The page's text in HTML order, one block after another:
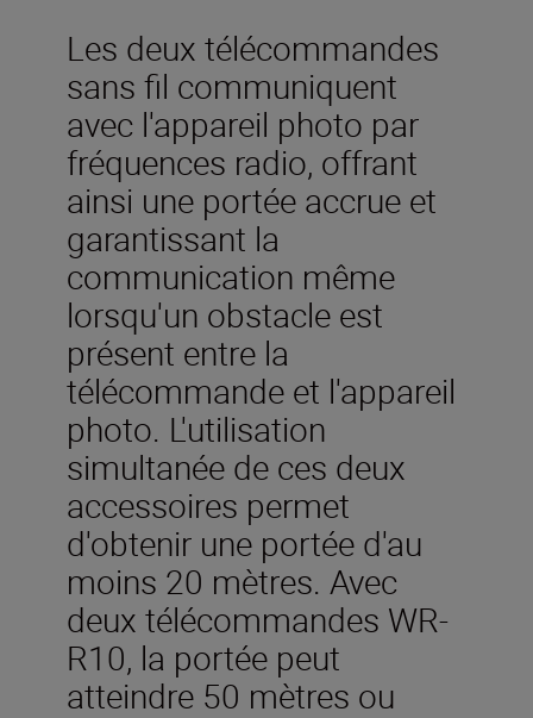
Les deux télécommandes
sans fil communiquent
avec l'appareil photo par
fréquences radio, offrant
ainsi une portée accrue et
garantissant la
communication même
lorsqu'un obstacle est
présent entre la
télécommande et l'appareil
photo. L'utilisation
simultanée de ces deux
accessoires permet
d'obtenir une portée d'au
moins 20 mètres. Avec
deux télécommandes WR-
R10, la portée peut
atteindre 50 mètres ou